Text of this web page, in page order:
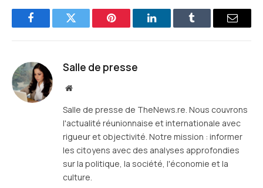
FacebookTwitter Pinterest LinkedInTumblr
E-
Salle de presse
Site
Salle de presse de TheNews.re. Nous couvrons
l'actualité réunionnaise et internationale avec
rigueur et objectivité. Notre mission : informer
les citoyens avec des analyses approfondies
sur la politique, la société, l'économie et la
culture.